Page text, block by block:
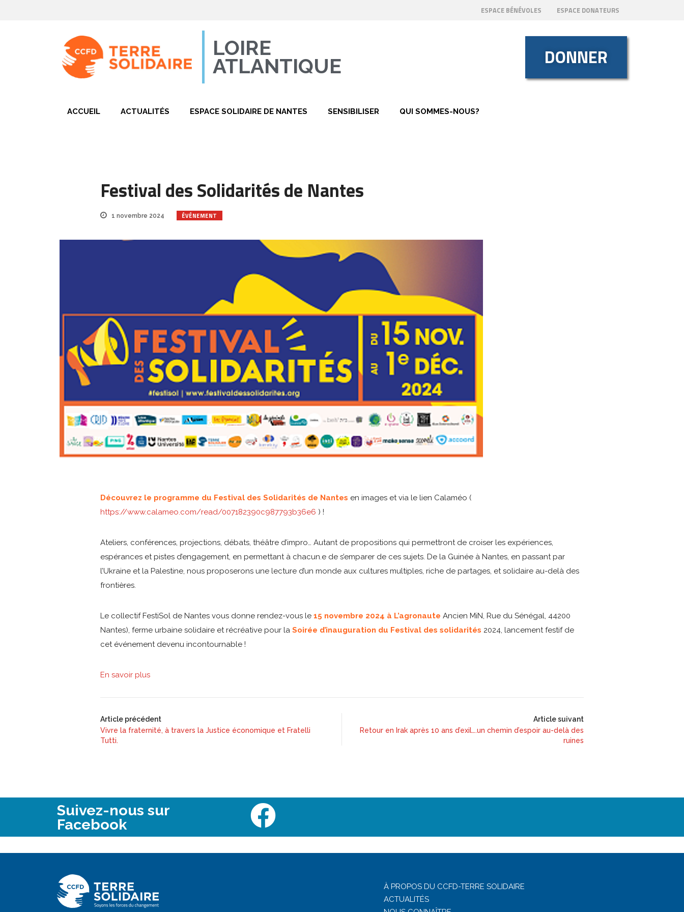
ESPACE BÉNÉVOLES ESPACE DONATEURS
LOIRE
ATLANTIQUE DONNER
ACCUEIL ACTUALITÉS ESPACE SOLIDAIRE DE NANTES SENSIBILISER QUI SOMMES-NOUS?
Festival des Solidarités de Nantes
1 novembre 2024 ÉVÉNEMENT
Découvrez le programme du Festival des Solidarités de Nantes en images et via le lien Calaméo (
https://www.calameo.com/read/007182390c987793b36e6 ) !
Ateliers, conférences, projections, débats, théâtre d’impro… Autant de propositions qui permettront de croiser les expériences,
espérances et pistes d’engagement, en permettant à chacun.e de s’emparer de ces sujets. De la Guinée à Nantes, en passant par
l’Ukraine et la Palestine, nous proposerons une lecture d’un monde aux cultures multiples, riche de partages, et solidaire au-delà des
frontières.
Le collectif FestiSol de Nantes vous donne rendez-vous le 15 novembre 2024 à L’agronaute Ancien MiN, Rue du Sénégal, 44200
Nantes), ferme urbaine solidaire et récréative pour la Soirée d’inauguration du Festival des solidarités 2024, lancement festif de
cet événement devenu incontournable !
En savoir plus
Article précédent
Vivre la fraternité, à travers la Justice économique et Fratelli
Tutti.
Article suivant
Retour en Irak après 10 ans d’exil….un chemin d’espoir au-delà des
ruines
Suivez-nous sur
Facebook
À PROPOS DU CCFD-TERRE SOLIDAIRE
ACTUALITÉS